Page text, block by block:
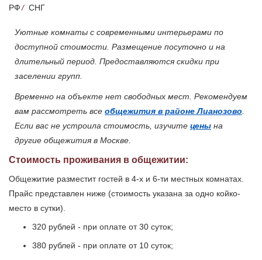
РФ/ СНГ
Уютные комнаты с современными интерьерами по
доступной стоимости. Размещение посуточно и на
длительный период. Предоставляются скидки при
заселении групп.
Временно на объекте нет свободных мест. Рекомендуем
вам рассмотреть все общежития в районе Лианозово.
Если вас не устроила стоимость, изучите цены на
другие общежития в Москве.
Стоимость проживания в общежитии:
Общежитие разместит гостей в 4-х и 6-ти местных комнатах.
Прайс представлен ниже (стоимость указана за одно койко-
место в сутки).
320 рублей - при оплате от 30 суток;
380 рублей - при оплате от 10 суток;